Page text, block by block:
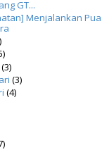
GT...
Menjalankan
(3)
(3)
(4)